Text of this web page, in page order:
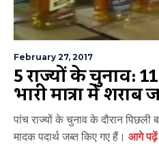
February 27, 2017
5 राज्यों के चुनाव:
भारी मात्रा में शराब
पांच राज्यों के चुनाव के दौरान
मादक पदार्थ जब्त किए गए हैं। आगे पढ़ें